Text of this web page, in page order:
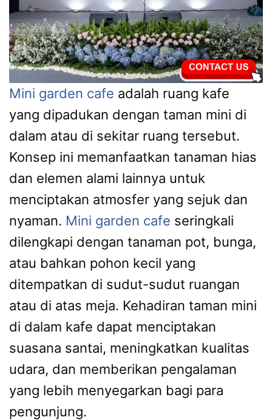
Mini garden cafe adalah ruang kafe
yang dipadukan dengan taman mini di
dalam atau di sekitar ruang tersebut.
Konsep ini memanfaatkan tanaman hias
dan elemen alami lainnya untuk
menciptakan atmosfer yang sejuk dan
nyaman. Mini garden cafe seringkali
dilengkapi dengan tanaman pot, bunga,
atau bahkan pohon kecil yang
ditempatkan di sudut-sudut ruangan
atau di atas meja. Kehadiran taman mini
di dalam kafe dapat menciptakan
suasana santai, meningkatkan kualitas
udara, dan memberikan pengalaman
yang lebih menyegarkan bagi para
pengunjung.